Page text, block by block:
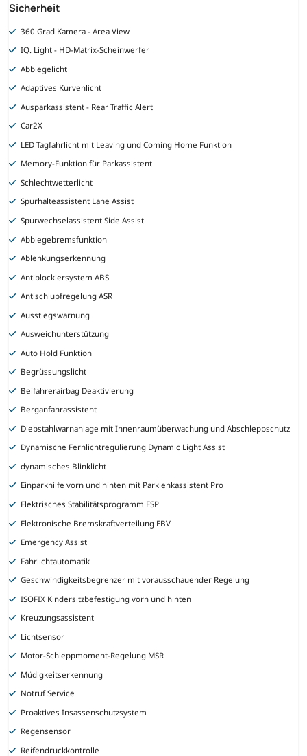
Sicherheit
360 Grad Kamera - Area View
IQ. Light - HD-Matrix-Scheinwerfer
Abbiegelicht
Adaptives Kurvenlicht
Ausparkassistent - Rear Traffic Alert
Car2X
LED Tagfahrlicht mit Leaving und Coming Home Funktion
Memory-Funktion für Parkassistent
Schlechtwetterlicht
Spurhalteassistent Lane Assist
Spurwechselassistent Side Assist
Abbiegebremsfunktion
Ablenkungserkennung
Antiblockiersystem ABS
Antischlupfregelung ASR
Ausstiegswarnung
Ausweichunterstützung
Auto Hold Funktion
Begrüssungslicht
Beifahrerairbag Deaktivierung
Berganfahrassistent
Diebstahlwarnanlage mit Innenraumüberwachung und Abschleppschutz
Dynamische Fernlichtregulierung Dynamic Light Assist
dynamisches Blinklicht
Einparkhilfe vorn und hinten mit Parklenkassistent Pro
Elektrisches Stabilitätsprogramm ESP
Elektronische Bremskraftverteilung EBV
Emergency Assist
Fahrlichtautomatik
Geschwindigkeitsbegrenzer mit vorausschauender Regelung
ISOFIX Kindersitzbefestigung vorn und hinten
Kreuzungsassistent
Lichtsensor
Motor-Schleppmoment-Regelung MSR
Müdigkeitserkennung
Notruf Service
Proaktives Insassenschutzsystem
Regensensor
Reifendruckkontrolle